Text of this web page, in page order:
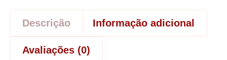
Descrição Informação adicional
Avaliações (0)